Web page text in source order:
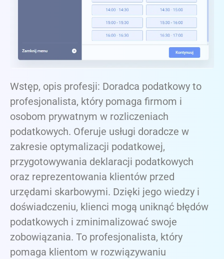
Wstęp, opis profesji: Doradca podatkowy to
profesjonalista, który pomaga firmom i
osobom prywatnym w rozliczeniach
podatkowych. Oferuje usługi doradcze w
zakresie optymalizacji podatkowej,
przygotowywania deklaracji podatkowych
oraz reprezentowania klientów przed
urzędami skarbowymi. Dzięki jego wiedzy i
doświadczeniu, klienci mogą uniknąć błędów
podatkowych i zminimalizować swoje
zobowiązania. To profesjonalista, który
pomaga klientom w rozwiązywaniu